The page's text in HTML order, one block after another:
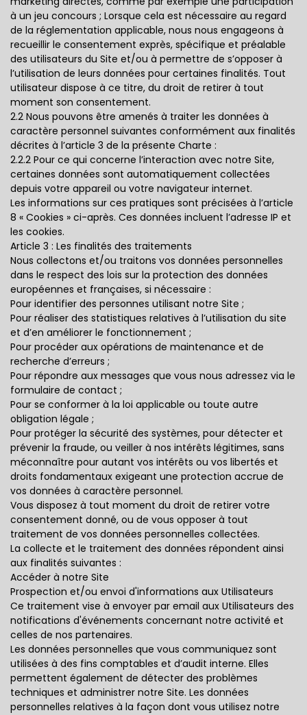
à un jeu concours ; Lorsque cela est nécessaire au regard
de la réglementation applicable, nous nous engageons à
recueillir le consentement exprès, spécifique et préalable
des utilisateurs du Site et/ou à permettre de s’opposer à
l’utilisation de leurs données pour certaines finalités. Tout
utilisateur dispose à ce titre, du droit de retirer à tout
moment son consentement.
2.2 Nous pouvons être amenés à traiter les données à
caractère personnel suivantes conformément aux finalités
décrites à l’article 3 de la présente Charte :
2.2.2 Pour ce qui concerne l’interaction avec notre Site,
certaines données sont automatiquement collectées
depuis votre appareil ou votre navigateur internet.
Les informations sur ces pratiques sont précisées à l’article
8 « Cookies » ci-après. Ces données incluent l’adresse IP et
les cookies.
Article 3 : Les finalités des traitements
Nous collectons et/ou traitons vos données personnelles
dans le respect des lois sur la protection des données
européennes et françaises, si nécessaire :
Pour identifier des personnes utilisant notre Site ;
Pour réaliser des statistiques relatives à l’utilisation du site
et d’en améliorer le fonctionnement ;
Pour procéder aux opérations de maintenance et de
recherche d’erreurs ;
Pour répondre aux messages que vous nous adressez via le
formulaire de contact ;
Pour se conformer à la loi applicable ou toute autre
obligation légale ;
Pour protéger la sécurité des systèmes, pour détecter et
prévenir la fraude, ou veiller à nos intérêts légitimes, sans
méconnaître pour autant vos intérêts ou vos libertés et
droits fondamentaux exigeant une protection accrue de
vos données à caractère personnel.
Vous disposez à tout moment du droit de retirer votre
consentement donné, ou de vous opposer à tout
traitement de vos données personnelles collectées.
La collecte et le traitement des données répondent ainsi
aux finalités suivantes :
Accéder à notre Site
Prospection et/ou envoi d'informations aux Utilisateurs
Ce traitement vise à envoyer par email aux Utilisateurs des
notifications d'événements concernant notre activité et
celles de nos partenaires.
Les données personnelles que vous communiquez sont
utilisées à des fins comptables et d’audit interne. Elles
permettent également de détecter des problèmes
techniques et administrer notre Site. Les données
personnelles relatives à la façon dont vous utilisez notre